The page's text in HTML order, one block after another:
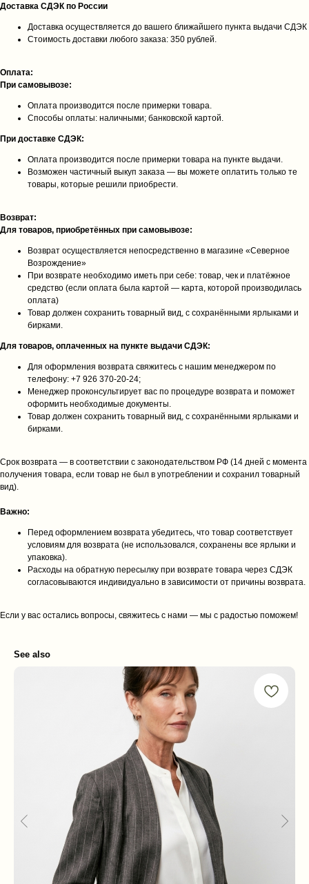
Доставка СДЭК по России
Доставка осуществляется до вашего ближайшего пункта выдачи СДЭК
Стоимость доставки любого заказа: 350 рублей.
Оплата:
При самовывозе:
Оплата производится после примерки товара.
Способы оплаты: наличными; банковской картой.
При доставке СДЭК:
Оплата производится после примерки товара на пункте выдачи.
Возможен частичный выкуп заказа — вы можете оплатить только те
товары, которые решили приобрести.
Возврат:
Для товаров, приобретённых при самовывозе:
Возврат осуществляется непосредственно в магазине «Северное
Возрождение»
При возврате необходимо иметь при себе: товар, чек и платёжное
средство (если оплата была картой — карта, которой производилась
оплата)
Товар должен сохранить товарный вид, с сохранёнными ярлыками и
бирками.
Для товаров, оплаченных на пункте выдачи СДЭК:
Для оформления возврата свяжитесь с нашим менеджером по
телефону: +7 926 370‑20‑24;
Менеджер проконсультирует вас по процедуре возврата и поможет
оформить необходимые документы.
Товар должен сохранить товарный вид, с сохранёнными ярлыками и
бирками.
Срок возврата — в соответствии с законодательством РФ (14 дней с момента
получения товара, если товар не был в употреблении и сохранил товарный
вид).
Важно:
Перед оформлением возврата убедитесь, что товар соответствует
условиям для возврата (не использовался, сохранены все ярлыки и
упаковка).
Расходы на обратную пересылку при возврате товара через СДЭК
согласовываются индивидуально в зависимости от причины возврата.
Если у вас остались вопросы, свяжитесь с нами — мы с радостью поможем!
See also